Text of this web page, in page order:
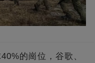
的崗位，谷歌、